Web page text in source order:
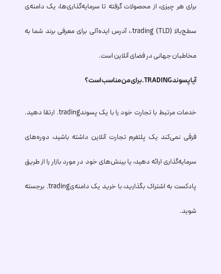
برای هر چیزی، از محصولات گرفته تا سرمایه‌گذاری‌ها، یک دامنه‌ی
سطح‌بالا (TLD) .trading، آدرس ایده‌آلی برای معرفی برند شما به
مخاطبان جهانی در فضای آنلاین است.
آیا پسوند.TRADINGبرای من مناسب است؟
خدمات مرتبط با تجارت خود را با یک پسوند.trading ارتقا دهید.
فرقی نمی‌کند یک پلتفرم تجارت آنلاین داشته باشید، دوره‌های
سرمایه‌گذاری ارائه دهید، یا بینش‌های خود در مورد بازار را از طریق
پادکست به اشتراک بگذارید، با خرید یک دامنه‌ی.trading برجسته
شوید.